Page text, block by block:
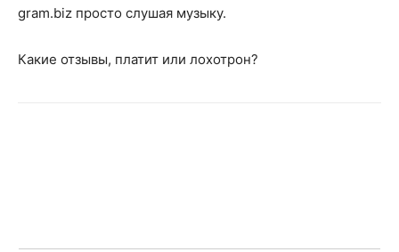
gram.biz просто слушая музыку.
Какие отзывы, платит или лохотрон?